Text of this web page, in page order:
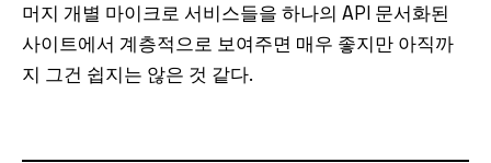
머지 개별 마이크로 서비스들을 하나의 API 문서화된
사이트에서 계층적으로 보여주면 매우 좋지만 아직까
지 그건 쉽지는 않은 것 같다.